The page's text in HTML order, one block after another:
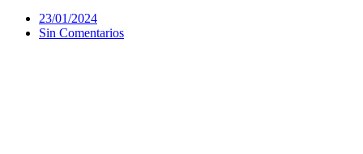
23/01/2024
Sin Comentarios